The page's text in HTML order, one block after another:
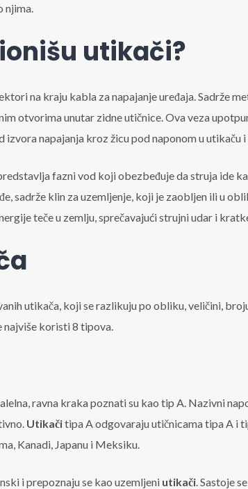
njima.
utikači?
na kraju kabla za napajanje uređaja. Sadrže
otvorima unutar zidne utičnice. Ova veza
izvora napajanja kroz žicu pod naponom u utikaču
fazni vod koji obezbeđuje da struja ide
sadrže klin za uzemljenje, koji je zaobljen ili u
teče u zemlju, sprečavajući strujni udar i
utikača, koji se razlikuju po obliku, veličini,
najviše koristi 8 tipova.
ravna kraka poznati su kao tip A. Nazivni
Utikačitipa A odgovaraju utičnicama tipa A i
Kanadi, Japanu i Meksiku.
i prepoznaju se kao uzemljeni utikači. Sastoje